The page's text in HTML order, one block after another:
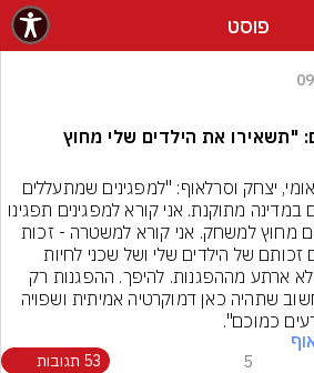
פוסט
"תשאירו את הילדים שלי מחוץ
ההפגנה היא קדושה, אך גם זכותם של הילדים שלי ושל שכני לחיות
כמוכם".
5 53 תגובות